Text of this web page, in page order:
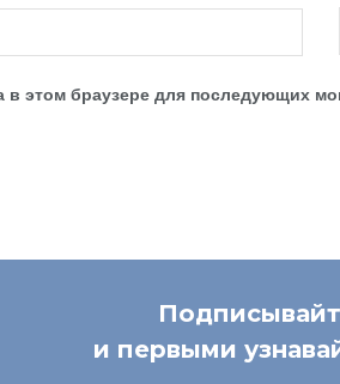
в этом браузере для последующих
и первыми